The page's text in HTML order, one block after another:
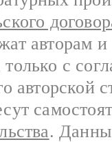
авторам
с
авторской
.